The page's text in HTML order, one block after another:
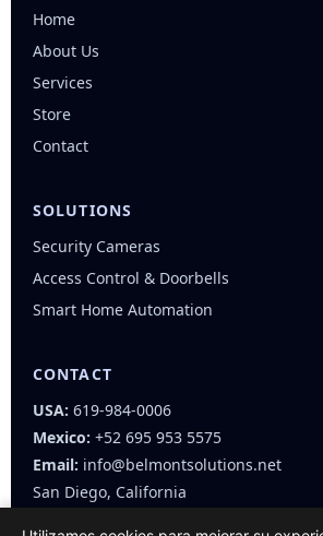
Home
About Us
Services
Store
Contact
SOLUTIONS
Security Cameras
Access Control & Doorbells
Smart Home Automation
CONTACT
USA: 619-984-0006
Mexico: +52 695 953 5575
Email: info@belmontsolutions.net
San Diego, California